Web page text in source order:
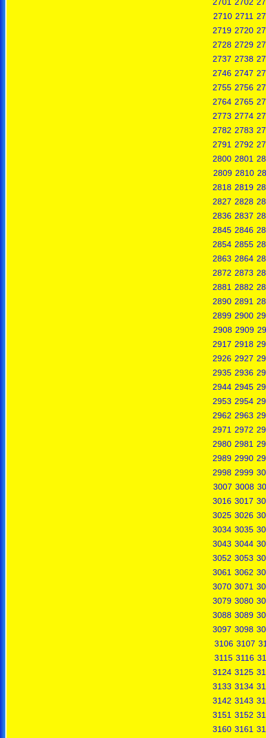
2710 2711
2719 2720
2728 2729
2737 2738
2746 2747
2755 2756
2764 2765
2773 2774
2782 2783
2791 2792
2800 2801
2809 2810
2818 2819
2827 2828
2836 2837
2845 2846
2854 2855
2863 2864
2872 2873
2881 2882
2890 2891
2899 2900
2908 2909
2917 2918
2926 2927
2935 2936
2944 2945
2953 2954
2962 2963
2971 2972
2980 2981
2989 2990
2998 2999
3007 3008
3016 3017
3025 3026
3034 3035
3043 3044
3052 3053
3061 3062
3070 3071
3079 3080
3088 3089
3097 3098
3106 3107
3115 3116
3124 3125
3133 3134
3142 3143
3151 3152
3160 3161